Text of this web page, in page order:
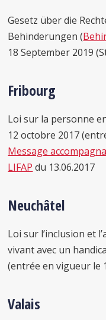
Gesetz über die
Behinderungen (
18 September 2019
Fribourg
Loi sur la personne
12 octobre 2017
Message
LIFAP du 13.06.2017
Neuchâtel
Loi sur l’inclusion et
vivant avec un
(entrée en vigueur le
Valais